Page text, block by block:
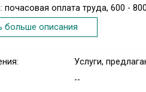
почасовая оплата труда, 600 -
пон. - птн., 8-ми часовой
с дополнительной
приезд по согласованию с
говорящий сотрудник.
больше описания
Услуги,
--